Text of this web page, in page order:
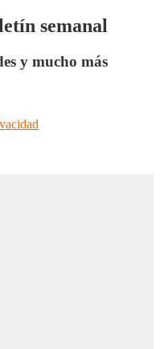
semanal
y mucho más